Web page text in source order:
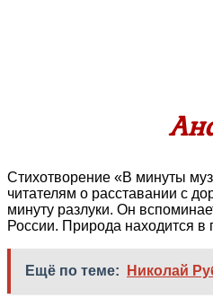
Стихотворение «В минуты
читателям о расставании с
минуту разлуки. Он
России. Природа находится в
Ещё по теме: Николай